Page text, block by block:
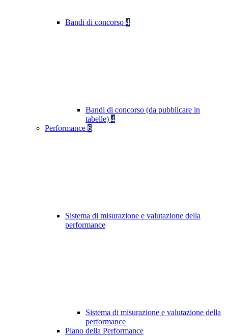
Bandi di concorso 4
Bandi di concorso (da pubblicare in
tabelle) 4
Performance 6
Sistema di misurazione e valutazione della
performance
Sistema di misurazione e valutazione della
performance
Piano della Performance